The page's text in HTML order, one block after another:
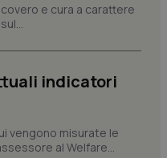
e cura a carattere
indicatori
vengono misurate le
al Welfare...
base quali la navigazione sulle pagine
senza questi cookie.
viene utilizzato per memorizzare le